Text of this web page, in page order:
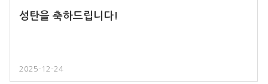
성탄을 축하드립니다!
2025-12-24